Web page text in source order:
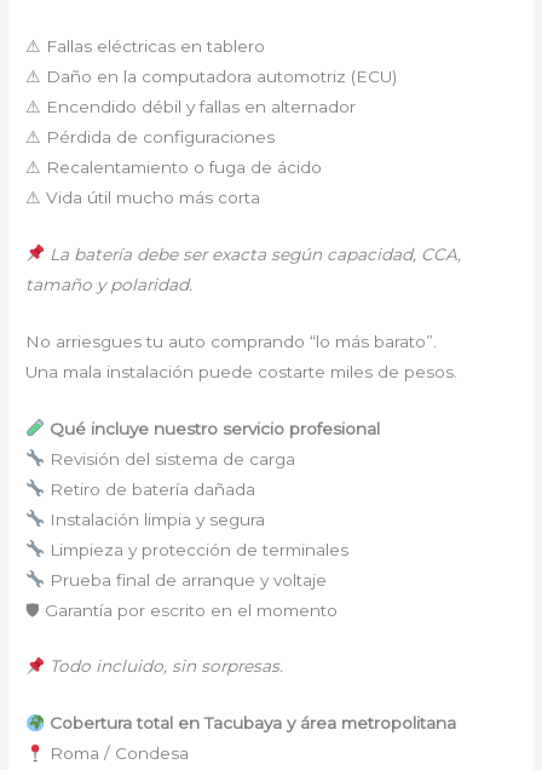
⚠ Fallas eléctricas en tablero
⚠ Daño en la computadora automotriz (ECU)
⚠ Encendido débil y fallas en alternador
⚠ Pérdida de configuraciones
⚠ Recalentamiento o fuga de ácido
⚠ Vida útil mucho más corta
La batería debe ser exacta según capacidad, CCA,
tamaño y polaridad.
No arriesgues tu auto comprando “lo más barato”.
Una mala instalación puede costarte miles de pesos.
Qué incluye nuestro servicio profesional
Revisión del sistema de carga
Retiro de batería dañada
Instalación limpia y segura
Limpieza y protección de terminales
Prueba final de arranque y voltaje
🛡 Garantía por escrito en el momento
Todo incluido, sin sorpresas.
Cobertura total en Tacubaya y área metropolitana
Roma / Condesa